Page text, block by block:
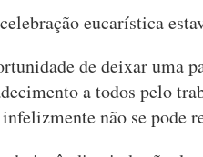
eucarística
de deixar uma
a todos pelo
não se pode